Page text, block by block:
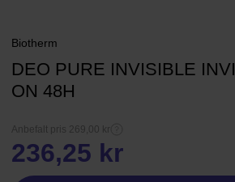
Biotherm
DEO PURE INVISIBLE
ON 48H
Anbefalt pris 269,00 kr
236,25 kr